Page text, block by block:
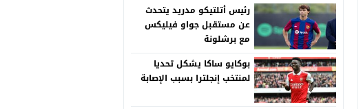
رئيس أتلتيكو مدريد يتحدث
عن مستقبل جواو فيليكس
مع برشلونة
بوكايو ساكا يشكل تحديا
لمنتخب إنجلترا بسبب الإصابة